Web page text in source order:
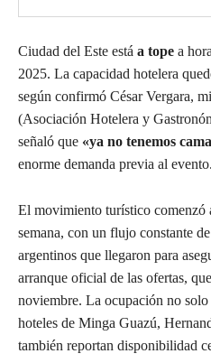
Ciudad del Este está a tope a
2025. La capacidad hotelera
según confirmó César Vergara,
(Asociación Hotelera y
señaló que «ya no tenemos
enorme demanda previa al evento.
El movimiento turístico comenzó
semana, con un flujo constante
argentinos que llegaron para
arranque oficial de las ofertas,
noviembre. La ocupación no
hoteles de Minga Guazú,
también reportan disponibilidad